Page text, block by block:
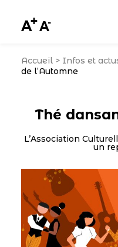
Accueil> Infos et
de l’Automne
Thé
L’Association
un